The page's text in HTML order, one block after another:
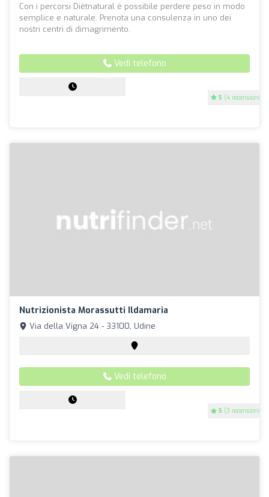
5 (4 recensioni)
Con i percorsi Diètnatural è possibile perdere peso in modo
semplice e naturale. Prenota una consulenza in uno dei
nostri centri di dimagrimento.
Vedi telefono
Nutrizionista Morassutti Ildamaria
5 (3 recensioni)
Via della Vigna 24 - 33100, Udine
Vedi telefono